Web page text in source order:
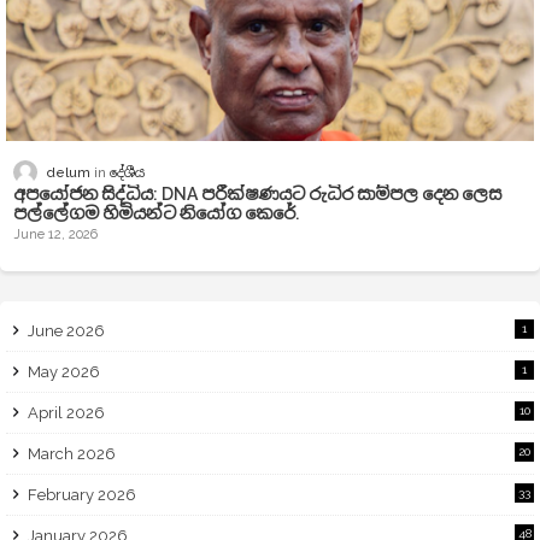
delum දේශීය
අපයෝජන සිද්ධිය: DNA පරීක්ෂණයට රුධිර සාම්පල දෙන ලෙස
පල්ලේගම හිමියන්ට නියෝග කෙරේ.
June 12, 2026
June 2026 1
May 2026 1
April 2026 10
March 2026 20
February 2026 33
January 2026 48